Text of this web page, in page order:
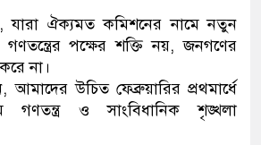
ঐক্যমত কমিশনের নামে নতুন
পক্ষের শক্তি নয়, জনগণের
না।
উচিত ফেব্রুয়ারির প্রথমার্ধে
গণতন্ত্র ও সাংবিধানিক শৃঙ্খলা